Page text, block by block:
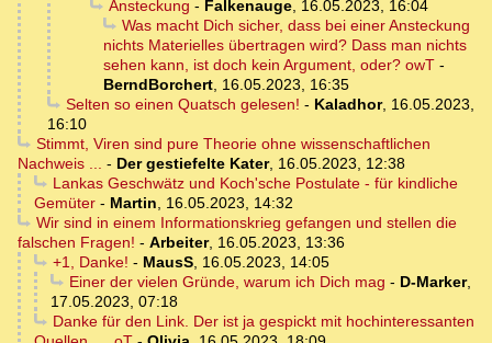
Ansteckung - Falkenauge, 16.05.2023, 16:04
Was macht Dich sicher, dass bei einer Ansteckung
nichts Materielles übertragen wird? Dass man nichts
sehen kann, ist doch kein Argument, oder? owT -
BerndBorchert, 16.05.2023, 16:35
Selten so einen Quatsch gelesen! - Kaladhor, 16.05.2023,
16:10
Stimmt, Viren sind pure Theorie ohne wissenschaftlichen
Nachweis ... - Der gestiefelte Kater, 16.05.2023, 12:38
Lankas Geschwätz und Koch'sche Postulate - für kindliche
Gemüter - Martin, 16.05.2023, 14:32
Wir sind in einem Informationskrieg gefangen und stellen die
falschen Fragen! - Arbeiter, 16.05.2023, 13:36
+1, Danke! - MausS, 16.05.2023, 14:05
Einer der vielen Gründe, warum ich Dich mag - D-Marker,
17.05.2023, 07:18
Danke für den Link. Der ist ja gespickt mit hochinteressanten